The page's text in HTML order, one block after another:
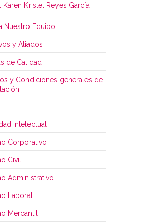
Karen Kristel Reyes García
Nuestro Equipo
y Aliados
de Calidad
y Condiciones generales de
Intelectual
Corporativo
Civil
Administrativo
Laboral
Mercantil